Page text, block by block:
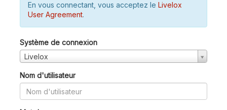
En vous connectant, vous acceptez le Livelox
User Agreement.
Système de connexion
Livelox
Nom d'utilisateur